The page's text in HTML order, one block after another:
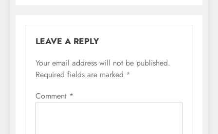
LEAVE A REPLY
Your email address will not be published.
Required fields are marked *
Comment *